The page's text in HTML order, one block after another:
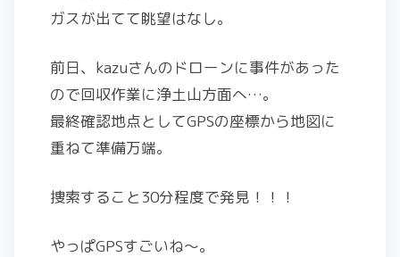
ガスが出てて眺望はなし。
前日、kazuさんのドローンに事件があった
ので回収作業に浄土山方面へ…。
最終確認地点としてGPSの座標から地図に
重ねて準備万端。
捜索すること30分程度で発見！！！
やっぱGPSすごいね～。